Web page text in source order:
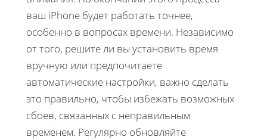
ваш iPhone будет работать точнее,
особенно в вопросах времени. Независимо
от того, решите ли вы установить время
вручную или предпочитаете
автоматические настройки, важно сделать
это правильно, чтобы избежать возможных
сбоев, связанных с неправильным
временем. Регулярно обновляйте